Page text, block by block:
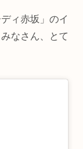
ィ赤坂」のイ
なさん、とて